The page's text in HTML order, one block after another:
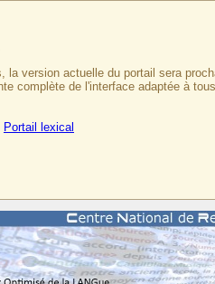
version actuelle du portail sera
complète de l'interface adaptée à
Portail lexical